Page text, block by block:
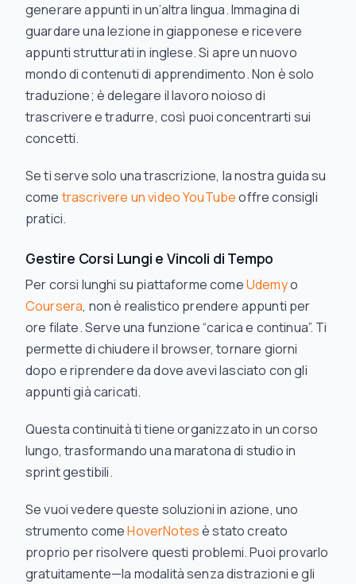
generare appunti in un’altra lingua. Immagina di
guardare una lezione in giapponese e ricevere
appunti strutturati in inglese. Si apre un nuovo
mondo di contenuti di apprendimento. Non è solo
traduzione; è delegare il lavoro noioso di
trascrivereetradurre, così puoi concentrarti sui
concetti.
Se ti serve solo una trascrizione, la nostra guida su
come trascrivere un video YouTubeoffre consigli
pratici.
Gestire Corsi Lungi e Vincoli di Tempo
Per corsi lunghi su piattaforme comeUdemyo
Coursera, non è realistico prendere appunti per
ore filate. Serve una funzione “carica e continua”. Ti
permette di chiudere il browser, tornare giorni
dopo e riprendere da dove avevi lasciato con gli
appunti già caricati.
Questa continuità ti tiene organizzato in un corso
lungo, trasformando una maratona di studio in
sprint gestibili.
Se vuoi vedere queste soluzioni in azione, uno
strumento comeHoverNotesè stato creato
proprio per risolvere questi problemi. Puoi provarlo
gratuitamente—la modalità senza distrazioni e gli